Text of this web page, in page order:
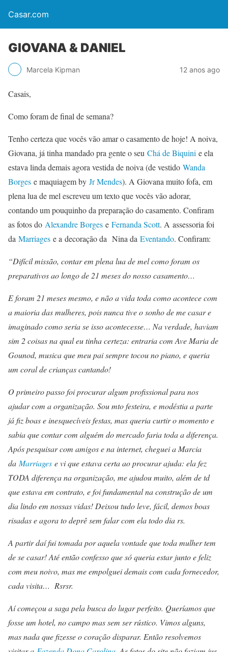
Casar.com
GIOVANA & DANIEL
Marcela Kipman 12 anos ago
Casais,
Como foram de final de semana?
Tenho certeza que vocês vão amar o casamento de hoje! A noiva,
Giovana, já tinha mandado pra gente o seu Chá de Biquini e ela
estava linda demais agora vestida de noiva (de vestido Wanda
Borges e maquiagem by Jr Mendes). A Giovana muito fofa, em
plena lua de mel escreveu um texto que vocês vão adorar,
contando um pouquinho da preparação do casamento. Confiram
as fotos do Alexandre Borges e Fernanda Scott. A assessoria foi
da Marriages e a decoração da Nina da Eventando. Confiram:
“Difícil missão, contar em plena lua de mel como foram os
preparativos ao longo de 21 meses do nosso casamento…
E foram 21 meses mesmo, e não a vida toda como acontece com
a maioria das mulheres, pois nunca tive o sonho de me casar e
imaginado como seria se isso acontecesse… Na verdade, haviam
sim 2 coisas na qual eu tinha certeza: entraria com Ave Maria de
Gounod, musica que meu pai sempre tocou no piano, e queria
um coral de crianças cantando!
O primeiro passo foi procurar algum profissional para nos
ajudar com a organização. Sou mto festeira, e modéstia a parte
já fiz boas e inesquecíveis festas, mas queria curtir o momento e
sabia que contar com alguém do mercado faria toda a diferença.
Após pesquisar com amigos e na internet, cheguei a Marcia
da Marriages e vi que estava certa ao procurar ajuda: ela fez
TODA diferença na organização, me ajudou muito, além de td
que estava em contrato, e foi fundamental na construção de um
dia lindo em nossas vidas! Deixou tudo leve, fácil, demos boas
risadas e agora to deprê sem falar com ela todo dia rs.
A partir daí fui tomada por aquela vontade que toda mulher tem
de se casar! Até então confesso que só queria estar junto e feliz
com meu noivo, mas me empolguei demais com cada fornecedor,
cada visita… Rsrsr.
Aí começou a saga pela busca do lugar perfeito. Queríamos que
fosse um hotel, no campo mas sem ser rústico. Vimos alguns,
mas nada que fizesse o coração disparar. Então resolvemos